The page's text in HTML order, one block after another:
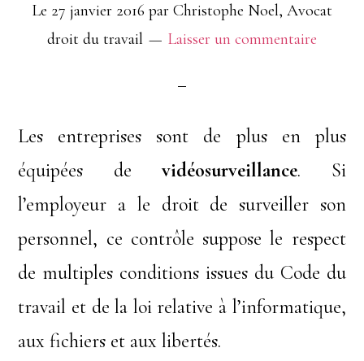
Le 27 janvier 2016 par Christophe Noel, Avocat
droit du travail
Laisser un commentaire
Les entreprises sont de plus en plus
équipées devidéosurveillance. Si
l’employeur a le droit de surveiller son
personnel, ce contrôle suppose le respect
de multiples conditions issues du Code du
travail et de la loi relative à l’informatique,
aux fichiers et aux libertés.